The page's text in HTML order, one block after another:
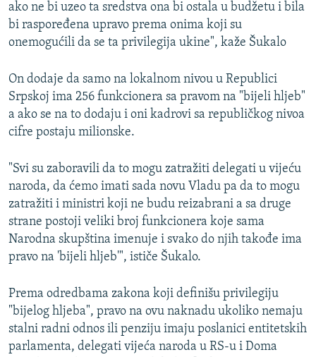
ako ne bi uzeo ta sredstva ona bi ostala u budžetu i bila
bi raspoređena upravo prema onima koji su
onemogućili da se ta privilegija ukine", kaže Šukalo
On dodaje da samo na lokalnom nivou u Republici
Srpskoj ima 256 funkcionera sa pravom na "bijeli hljeb"
a ako se na to dodaju i oni kadrovi sa republičkog nivoa
cifre postaju milionske.
"Svi su zaboravili da to mogu zatražiti delegati u vijeću
naroda, da ćemo imati sada novu Vladu pa da to mogu
zatražiti i ministri koji ne budu reizabrani a sa druge
strane postoji veliki broj funkcionera koje sama
Narodna skupština imenuje i svako do njih takođe ima
pravo na 'bijeli hljeb'", ističe Šukalo.
Prema odredbama zakona koji definišu privilegiju
"bijelog hljeba", pravo na ovu naknadu ukoliko nemaju
stalni radni odnos ili penziju imaju poslanici entitetskih
parlamenta, delegati vijeća naroda u RS-u i Doma